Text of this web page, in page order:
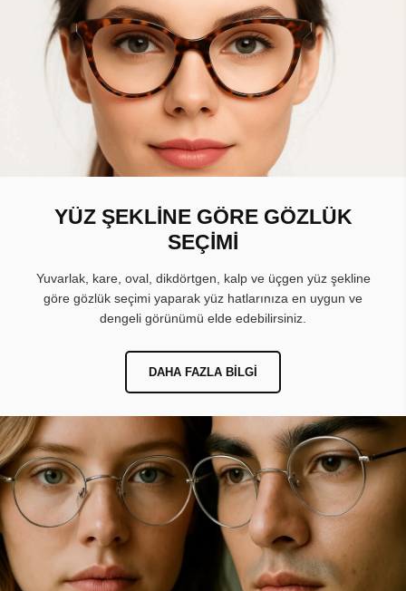
YÜZ ŞEKLİNE GÖRE GÖZLÜK
SEÇİMİ
Yuvarlak, kare, oval, dikdörtgen, kalp ve üçgen yüz şekline
göre gözlük seçimi yaparak yüz hatlarınıza en uygun ve
dengeli görünümü elde edebilirsiniz.
DAHA FAZLA BILGI